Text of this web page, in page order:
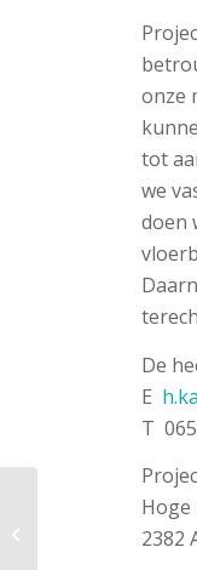
onze
tot
we
doen
De
E
T
Hoge
2382
Pura